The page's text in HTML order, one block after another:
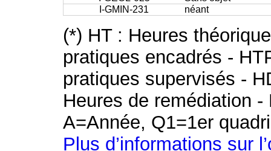
I-GMIN-231
néant
(*) HT : Heures
pratiques encadrés -
pratiques supervisés -
Heures de remédiation
A=Année, Q1=1er
Plus d’informations sur